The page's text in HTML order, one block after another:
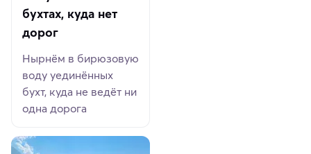
бухтах, куда нет
дорог
Нырнём в бирюзовую
воду уединённых
бухт, куда не ведёт ни
одна дорога